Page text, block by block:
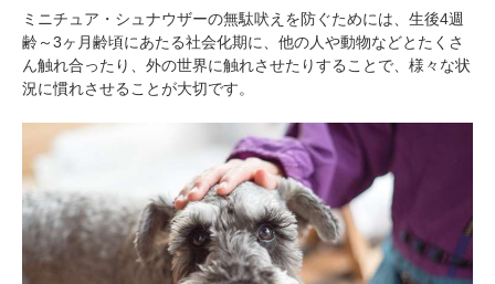
ミニチュア・シュナウザーの無駄吠えを防ぐためには、生後4週
齢～3ヶ月齢頃にあたる社会化期に、他の人や動物などとたくさ
ん触れ合ったり、外の世界に触れさせたりすることで、様々な状
況に慣れさせることが大切です。